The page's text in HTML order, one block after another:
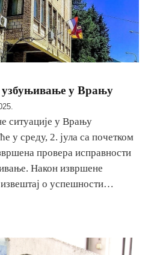
узбуњивање у Врању
ситуације у Врању
у среду, 2. јула са почетком
провера исправности
Након извршене
о успешности…